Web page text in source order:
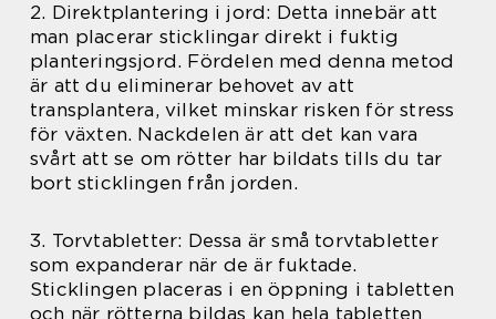
2. Direktplantering i jord: Detta innebär att
man placerar sticklingar direkt i fuktig
planteringsjord. Fördelen med denna metod
är att du eliminerar behovet av att
transplantera, vilket minskar risken för stress
för växten. Nackdelen är att det kan vara
svårt att se om rötter har bildats tills du tar
bort sticklingen från jorden.
3. Torvtabletter: Dessa är små torvtabletter
som expanderar när de är fuktade.
Sticklingen placeras i en öppning i tabletten
och när rötterna bildas kan hela tabletten